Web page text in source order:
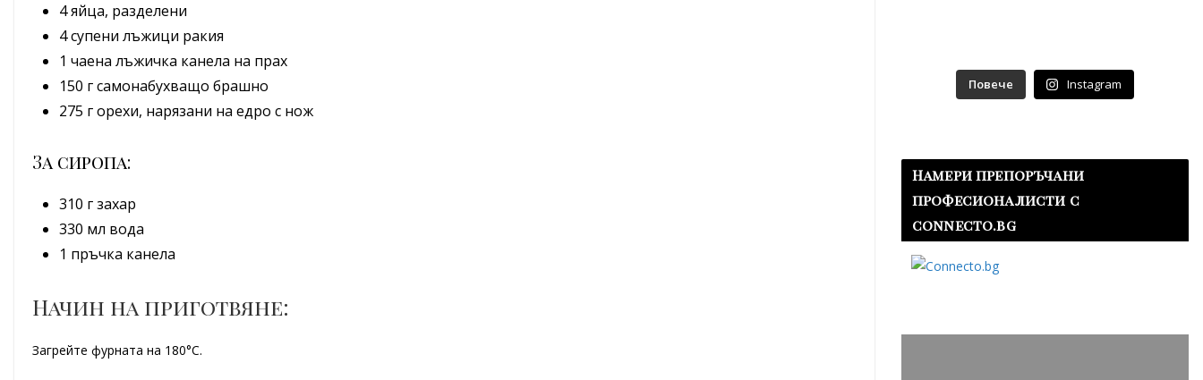
4 яйца, разделени
4 супени лъжици ракия
1 чаена лъжичка канела на прах
150 г самонабухващо брашно
275 г орехи, нарязани на едро с нож
За сиропа:
310 г захар
330 мл вода
1 пръчка канела
Начин на приготвяне:
Загрейте фурната на 180°С.
Повече Instagram
Намери препоръчани
професионалисти с
connecto.bg